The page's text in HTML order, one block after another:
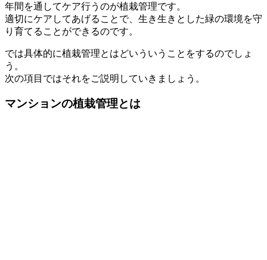
年間を通してケア行うのが植栽管理です。
適切にケアしてあげることで、生き生きとした緑の環境を守
り育てることができるのです。
では具体的に植栽管理とはどいういうことをするのでしょ
う。
次の項目ではそれをご説明していきましょう。
マンションの植栽管理とは